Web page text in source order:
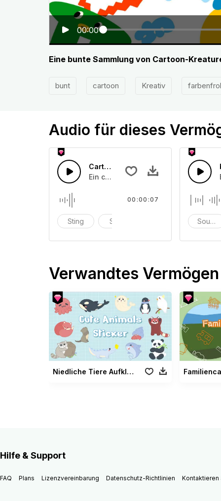
00:00
Eine bunte Sammlung von Cartoon-
bunt cartoon Kreativ
Audio für dieses
Cartoon fallend
Ein cartoonisches Wobbelpfeifen mit
Sting Stab
00:00:07
Verwandtes Vermögen
Niedliche Tiere Aufkleber
Hilfe & Support
FAQ Plans Lizenzvereinbarung Datenschutz-Richtlinien Kontaktieren